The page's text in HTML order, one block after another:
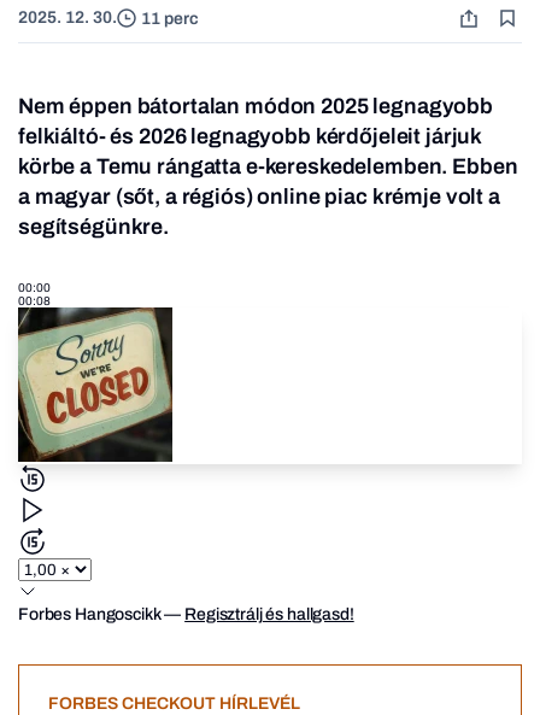
2025. 12. 30. 11 perc
Nem éppen bátortalan módon 2025 legnagyobb
felkiáltó- és 2026 legnagyobb kérdőjeleit járjuk
körbe a Temu rángatta e-kereskedelemben. Ebben
a magyar (sőt, a régiós) online piac krémje volt a
segítségünkre.
00:00
00:08
Forbes Hangoscikk— Regisztrálj és hallgasd!
FORBES CHECKOUT HÍRLEVÉL